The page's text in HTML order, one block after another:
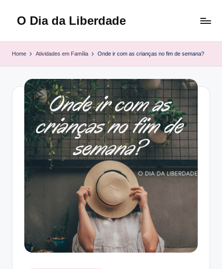
O Dia da Liberdade
Home Atividades em Família Onde ir com as crianças no fim de semana?